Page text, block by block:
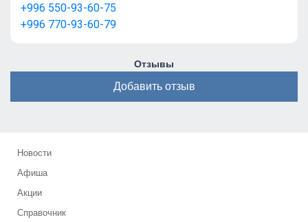
+996 550-93-60-75
+996 770-93-60-79
Отзывы
Добавить отзыв
Новости
Афиша
Акции
Справочник